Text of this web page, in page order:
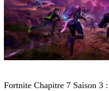
Fortnite Chapitre 7 Saison 3